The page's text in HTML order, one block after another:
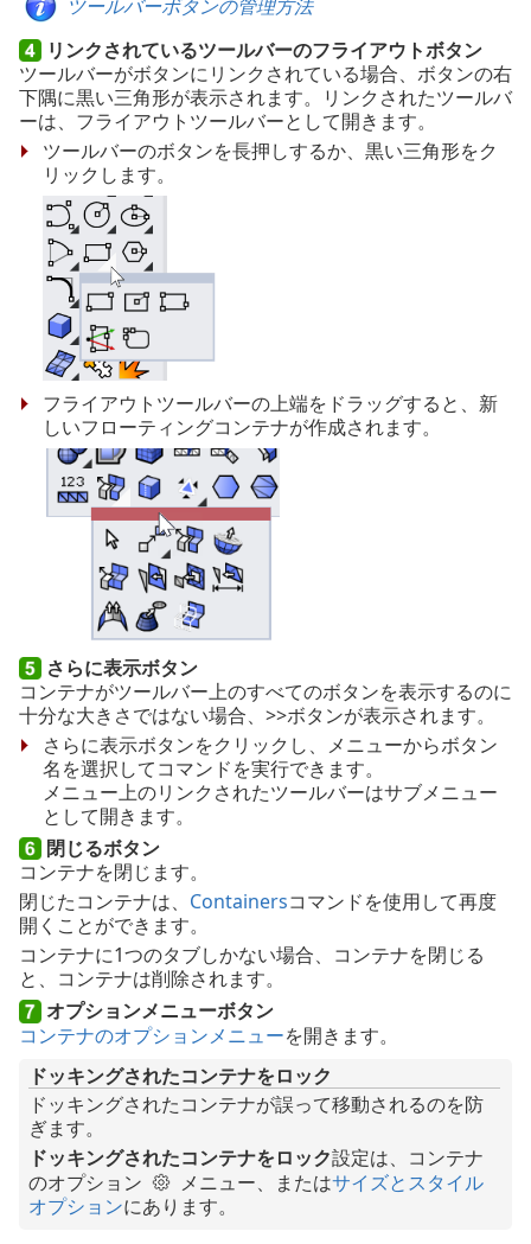
ツールバーボタンの管理方法
リンクされているツールバーのフライアウトボタン
ツールバーがボタンにリンクされている場合、ボタンの右
下隅に黒い三角形が表示されます。リンクされたツールバ
ーは、フライアウトツールバーとして開きます。
ツールバーのボタンを長押しするか、黒い三角形をク
リックします。
フライアウトツールバーの上端をドラッグすると、新
しいフローティングコンテナが作成されます。
さらに表示ボタン
コンテナがツールバー上のすべてのボタンを表示するのに
十分な大きさではない場合、>>ボタンが表示されます。
さらに表示ボタンをクリックし、メニューからボタン
名を選択してコマンドを実行できます。
メニュー上のリンクされたツールバーはサブメニュー
として開きます。
閉じるボタン
コンテナを閉じます。
閉じたコンテナは、 Containersコマンドを使用して再度
開くことができます。
コンテナに1つのタブしかない場合、コンテナを閉じる
と、コンテナは削除されます。
オプションメニューボタン
コンテナのオプションメニューを開きます。
ドッキングされたコンテナをロック
ドッキングされたコンテナが誤って移動されるのを防
ぎます。
ドッキングされたコンテナをロック設定は、コンテナ
のオプション
メニュー、またはサイズとスタイル
オプションにあります。